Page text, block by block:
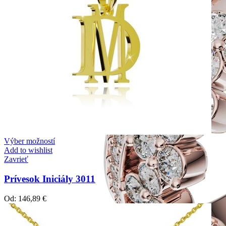
Výber možností
Add to wishlist
Zavrieť
Prívesok Iniciály 3011
Od: 146,89 €